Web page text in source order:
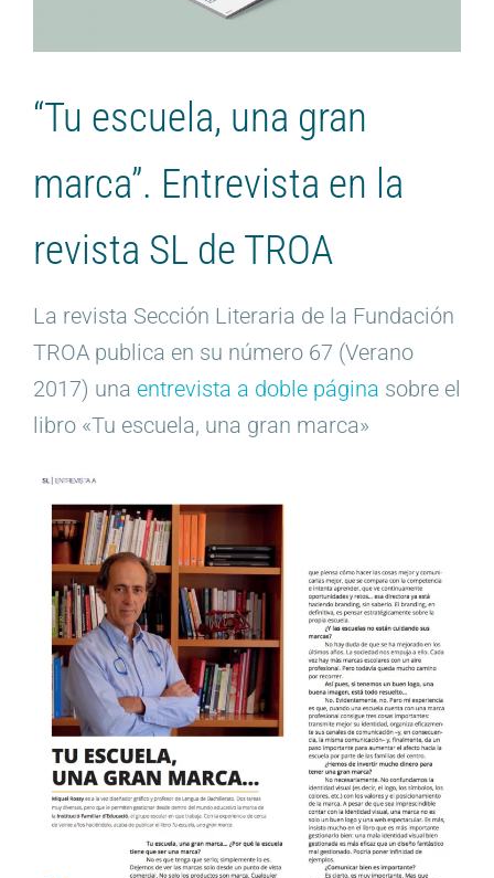
“Tu escuela, una gran
marca”. Entrevista en la
revista SL de TROA
La revista Sección Literaria de la Fundación
TROA publica en su número 67 (Verano
2017) una entrevista a doble página sobre el
libro «Tu escuela, una gran marca»